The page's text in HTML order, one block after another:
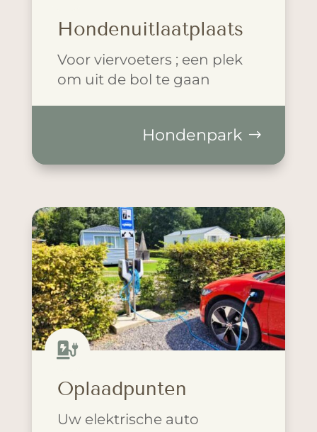
Hondenuitlaatplaats
Voor viervoeters ; een plek
om uit de bol te gaan
Hondenpark

Oplaadpunten
Uw elektrische auto